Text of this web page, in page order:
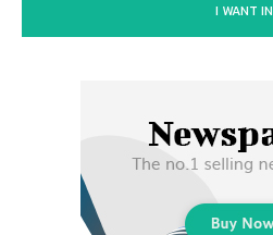
I WANT IN